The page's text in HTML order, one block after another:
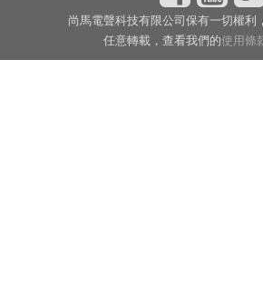
尚馬電聲科技有限公司保有一切權利
任意轉載，查看我們的使用條